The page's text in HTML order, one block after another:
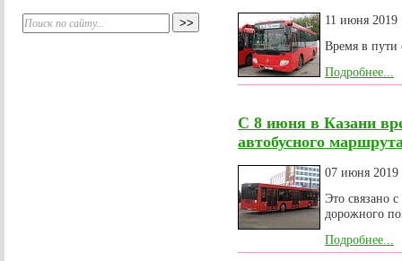
11 июня 2019
Время в пути
Подробнее...
С 8 июня в Казани
автобусного
07 июня 2019
Это связано
дорожного
Подробнее...